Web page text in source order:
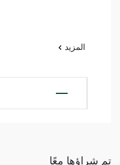
المزيد
تم شراؤها معًا